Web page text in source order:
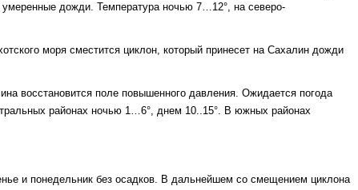
дожди. Температура ночью 7…12°, на северо-
моря сместится циклон, который принесет на Сахалин дожди
восстановится поле повышенного давления. Ожидается погода
районах ночью 1…6°, днем 10..15°. В южных районах
и понедельник без осадков. В дальнейшем со смещением циклона